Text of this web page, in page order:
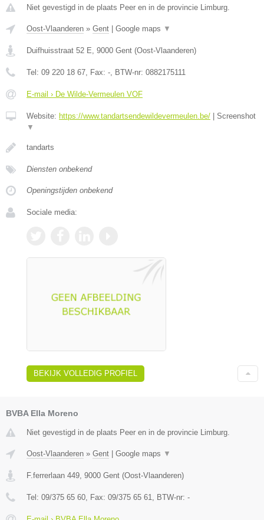
Niet gevestigd in de plaats Peer en in de provincie Limburg.
Oost-Vlaanderen » Gent Google maps ▼
Duifhuisstraat 52 E, 9000 Gent (Oost-Vlaanderen)
Tel: 09 220 18 67, Fax: -, BTW-nr: 0882175111
E-mail › De Wilde-Vermeulen VOF
Website: https://www.tandartsendewildevermeulen.be/
Screenshot
▼
tandarts
Diensten onbekend
Openingstijden onbekend
Sociale media:
BEKIJK VOLLEDIG PROFIEL
BVBA Ella Moreno
Niet gevestigd in de plaats Peer en in de provincie Limburg.
Oost-Vlaanderen » Gent Google maps ▼
F.ferrerlaan 449, 9000 Gent (Oost-Vlaanderen)
Tel: 09/375 65 60, Fax: 09/375 65 61, BTW-nr: -